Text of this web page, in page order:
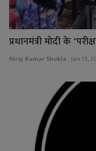
प्रधानमंत्री मोदी के
Niraj Kumar Shukla Jan 13,